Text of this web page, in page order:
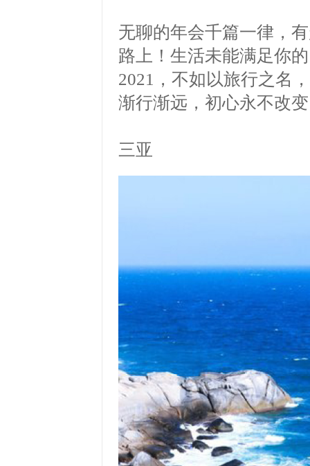
无聊的年会千篇一律，
路上！生活未能满足你
2021，不如以旅行之名
渐行渐远，初心永不改
三亚